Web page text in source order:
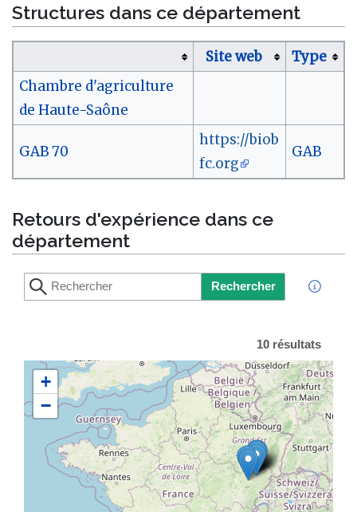
Structures dans ce département
Site web
Type
Chambre d'agriculture
de Haute-Saône
GAB 70
https://biob
fc.org
GAB
Retours d'expérience dans ce
département
Rechercher
10 résultats
+
−